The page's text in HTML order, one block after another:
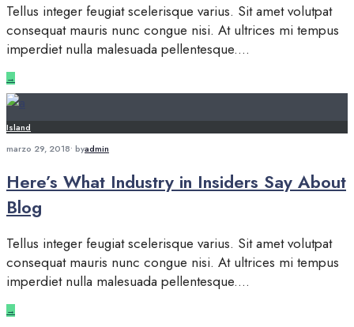
Tellus integer feugiat scelerisque varius. Sit amet volutpat
consequat mauris nunc congue nisi. At ultrices mi tempus
imperdiet nulla malesuada pellentesque....
→
Island
marzo 29, 2018• byadmin
Here’s What Industry in Insiders Say About
Blog
Tellus integer feugiat scelerisque varius. Sit amet volutpat
consequat mauris nunc congue nisi. At ultrices mi tempus
imperdiet nulla malesuada pellentesque....
→